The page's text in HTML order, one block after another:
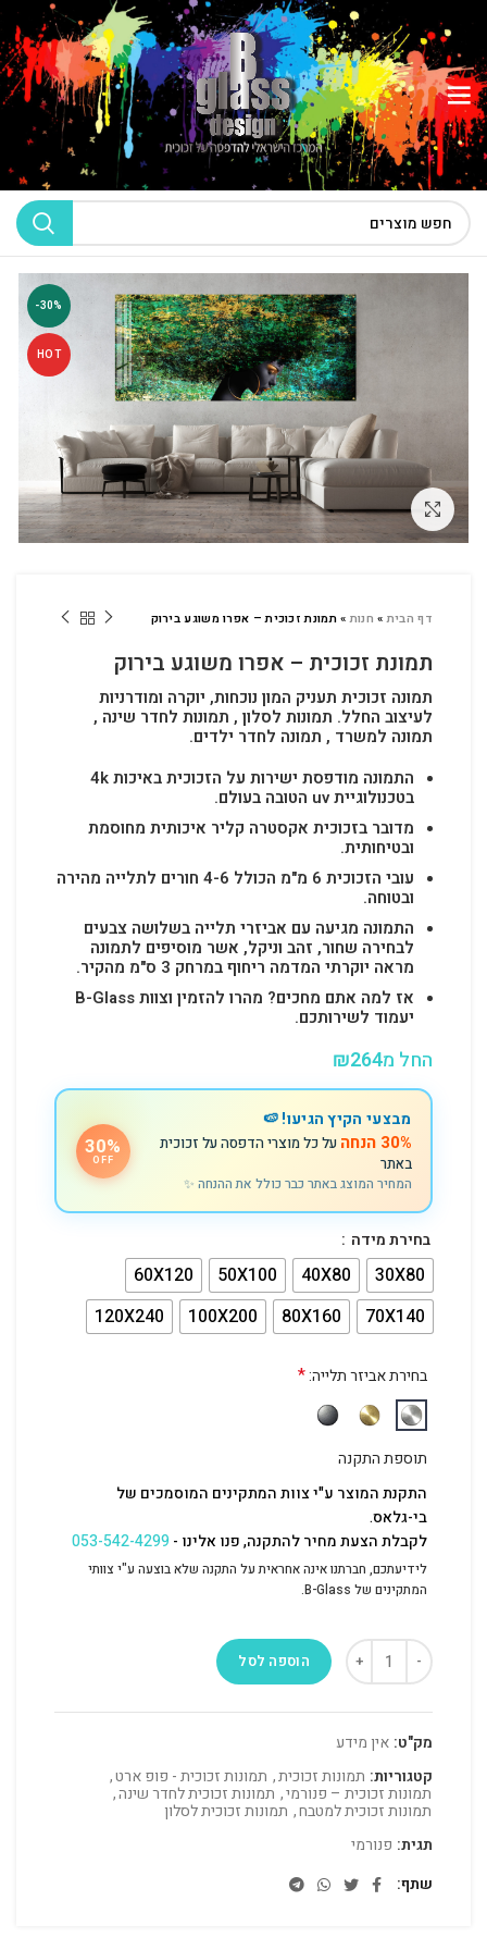
-30%
HOT
לחץ להגדלה
דף הבית» חנות»תמונת זכוכית – אפרו משוגע בירוק
תמונת זכוכית – אפרו משוגע בירוק
תמונה זכוכית תעניק המון נוכחות, יוקרה ומודרניות
לעיצוב החלל. תמונות לסלון , תמונות לחדר שינה ,
תמונה למשרד , תמונה לחדר ילדים.
התמונה מודפסת ישירות על הזכוכית באיכות 4k
בטכנולוגיית uv הטובה בעולם.
מדובר בזכוכית אקסטרה קליר איכותית מחוסמת
ובטיחותית.
עובי הזכוכית 6 מ"מ הכולל 4-6 חורים לתלייה מהירה
ובטוחה.
התמונה מגיעה עם אביזרי תלייה בשלושה צבעים
לבחירה שחור, זהב וניקל, אשר מוסיפים לתמונה
מראה יוקרתי המדמה ריחוף במרחק 3 ס"מ מהקיר.
אז למה אתם מחכים? מהרו להזמין וצוות B-Glass
יעמוד לשירותכם.
החל מ ₪264
מבצעי הקיץ הגיעו! 🍉
30% הנחה
על כל מוצרי הדפסה על זכוכית
באתר
המחיר המוצג באתר כבר כולל את ההנחה ✨
30%
OFF
בחירת מידה
30X80
40X80
50X100
60X120
70X140
80X160
100X200
120X240
בחירת אביזר תלייה:*
תוספת התקנה
התקנת המוצר ע"י צוות המתקינים המוסמכים של
בי-גלאס.
לקבלת הצעת מחיר להתקנה, פנו אלינו -053-542-4299
לידיעתכם, חברתנו אינה אחראית על התקנה שלא בוצעה ע"י צוותי
המתקינים של B-Glass.
הוספה לסל
מק"ט: אין מידע
קטגוריות: תמונות זכוכית, תמונות זכוכית - פופ ארט,
תמונות זכוכית – פנורמי, תמונות זכוכית לחדר שינה,
תמונות זכוכית למטבח, תמונות זכוכית לסלון
תגית: פנורמי
שתף